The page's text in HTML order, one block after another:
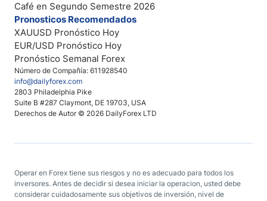
Número de Compañía: 611928540
info@dailyforex.com
2803 Philadelphia Pike
Suite B #287 Claymont, DE 19703, USA
Derechos de Autor © 2026 DailyForex LTD
Café en Segundo Semestre 2026
Pronosticos Recomendados
XAUUSD Pronóstico Hoy
EUR/USD Pronóstico Hoy
Pronóstico Semanal Forex
Operar en Forex tiene sus riesgos y no es adecuado para todos los
inversores. Antes de decidir si desea iniciar la operacion, usted debe
considerar cuidadosamente sus objetivos de inversión, nivel de